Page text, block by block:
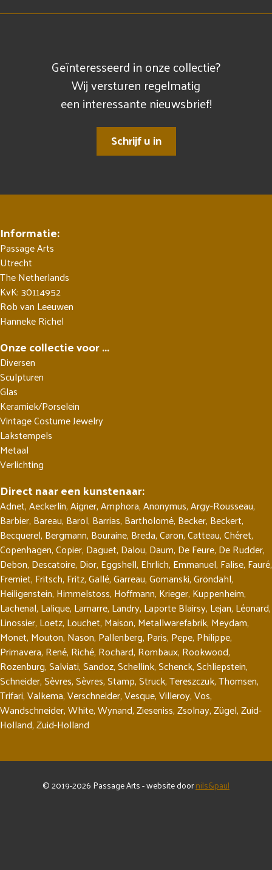
Geïnteresseerd in onze collectie?
Wij versturen regelmatig
een interessante nieuwsbrief!
Schrijf u in
Informatie:
Passage Arts
Utrecht
The Netherlands
KvK: 30114952
Rob van Leeuwen
Hanneke Richel
Onze collectie voor ...
Diversen
Sculpturen
Glas
Keramiek/Porselein
Vintage Costume Jewelry
Lakstempels
Metaal
Verlichting
Direct naar een kunstenaar:
Adnet,Aeckerlin,Aigner,Amphora,Anonymus,Argy-Rousseau,
Barbier, Bareau, Barol, Barrias, Bartholomé, Becker, Beckert,
Becquerel, Bergmann, Bouraine, Breda,Caron,Catteau,Chéret,
Copenhagen,Copier, Daguet, Dalou, Daum, De Feure, De Rudder,
Debon, Descatoire, Dior, Eggshell, Ehrlich, Emmanuel, Falise, Fauré,
Fremiet, Fritsch, Fritz,Gallé,Garreau,Gomanski,Gröndahl,
Heiligenstein, Himmelstoss, Hoffmann, Krieger, Kuppenheim,
Lachenal, Lalique, Lamarre, Landry, Laporte Blairsy, Lejan, Léonard,
Linossier, Loetz, Louchet, Maison, Metallwarefabrik, Meydam,
Monet, Mouton, Nason, Pallenberg, Paris, Pepe, Philippe,
Primavera, René, Riché, Rochard, Rombaux, Rookwood,
Rozenburg,Salviati,Sandoz,Schellink,Schenck,Schliepstein,
Schneider,Sèvres,Sèvres,Stamp,Struck,Tereszczuk,Thomsen,
Trifari,Valkema,Verschneider,Vesque,Villeroy,Vos,
Wandschneider,White,Wynand,Zieseniss,Zsolnay,Zügel,Zuid-
Holland,Zuid-Holland
© 2019-2026 Passage Arts - website doornils&paul